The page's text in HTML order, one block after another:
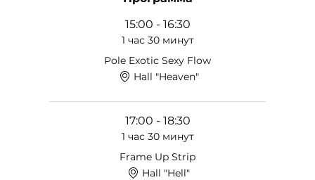
15:00 - 16:30
1 час 30 минут
Pole Exotic Sexy Flow
Hall "Heaven"
17:00 - 18:30
1 час 30 минут
Frame Up Strip
Hall "Hell"